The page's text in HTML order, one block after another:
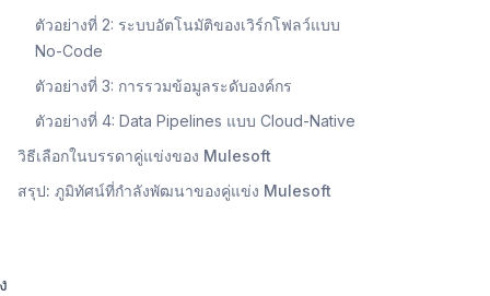
ตัวอย่างที่ 2: ระบบอัตโนมัติของเวิร์กโฟลว์แบบ
No-Code
ตัวอย่างที่ 3: การรวมข้อมูลระดับองค์กร
ตัวอย่างที่ 4: Data Pipelines แบบ Cloud-Native
วิธีเลือกในบรรดาคู่แข่งของ Mulesoft
สรุป: ภูมิทัศน์ที่กำลังพัฒนาของคู่แข่ง Mulesoft